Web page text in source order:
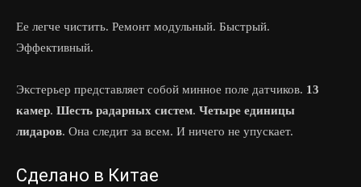
Ее легче чистить. Ремонт модульный. Быстрый.
Эффективный.
Экстерьер представляет собой минное поле датчиков. 13
камер. Шесть радарных систем. Четыре единицы
лидаров. Она следит за всем. И ничего не упускает.
Сделано в Китае